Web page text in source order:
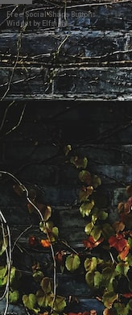
Free Social Share Buttons
Widget by Elfsight